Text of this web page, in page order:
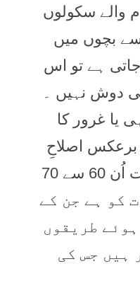
والے سکولوں
بچوں ميں
ہے تو اس
دوش نہيں ۔
يا غرور کا
برعکس اصلاحِ
طريقہ تعليم کی ضرورت اُن 60 سے 70
کو ہے جن کے
طريقوں
ہيں جس کی